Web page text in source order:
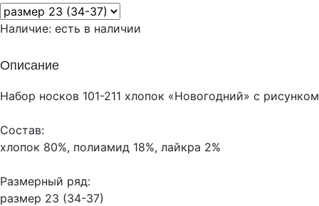
Наличие: есть в наличии
Описание
Набор носков 101-211 хлопок «Новогодний» с
Состав:
хлопок 80%, полиамид 18%, лайкра 2%
Размерный ряд:
размер 23 (34-37)